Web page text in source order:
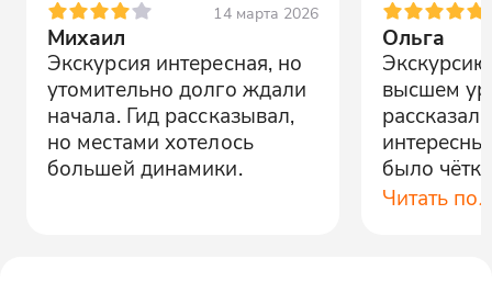
14 марта 2026
Михаил
Экскурсия интересная, но
утомительно долго ждали
начала. Гид рассказывал,
но местами хотелось
большей динамики.
Ольга
высшем
рассказал
было
Читать